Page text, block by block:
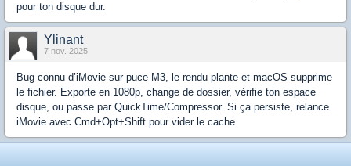
pour ton disque dur.
Ylinant
7 nov. 2025
Bug connu d’iMovie sur puce M3, le rendu plante et macOS supprime
le fichier. Exporte en 1080p, change de dossier, vérifie ton espace
disque, ou passe par QuickTime/Compressor. Si ça persiste, relance
iMovie avec Cmd+Opt+Shift pour vider le cache.